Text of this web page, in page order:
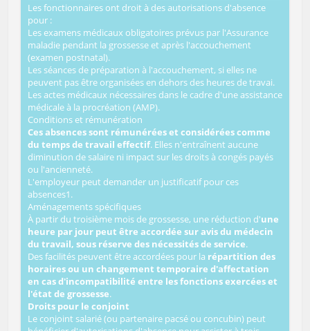
Les fonctionnaires ont droit à des autorisations d'absence
pour :
Les examens médicaux obligatoires prévus par l'Assurance
maladie pendant la grossesse et après l'accouchement
(examen postnatal).
Les séances de préparation à l'accouchement, si elles ne
peuvent pas être organisées en dehors des heures de travai.
Les actes médicaux nécessaires dans le cadre d'une assistance
médicale à la procréation (AMP).
Conditions et rémunération
Ces absences sont rémunérées et considérées comme
du temps de travail effectif. Elles n'entraînent aucune
diminution de salaire ni impact sur les droits à congés payés
ou l'ancienneté.
L'employeur peut demander un justificatif pour ces
absences1.
Aménagements spécifiques
À partir du troisième mois de grossesse, une réduction d'une
heure par jour peut être accordée sur avis du médecin
du travail, sous réserve des nécessités de service.
Des facilités peuvent être accordées pour la répartition des
horaires ou un changement temporaire d'affectation
en cas d'incompatibilité entre les fonctions exercées et
l'état de grossesse.
Droits pour le conjoint
Le conjoint salarié (ou partenaire pacsé ou concubin) peut